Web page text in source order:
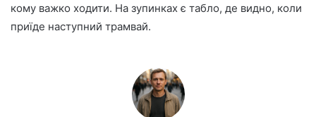
кому важко ходити. На зупинках є табло, де видно, коли
приїде наступний трамвай.